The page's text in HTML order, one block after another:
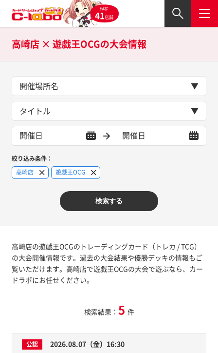
現在
41店舗
高崎店 × 遊戯王OCGの大会情報
開催場所名
タイトル
絞り込み条件：
高崎店
遊戯王OCG
検索する
高崎店の遊戯王OCGのトレーディングカード（トレカ / TCG）
の大会開催情報です。過去の大会結果や優勝デッキの情報もご
覧いただけます。高崎店で遊戯王OCGの大会で遊ぶなら、カー
ドラボにお任せください。
検索結果： 5 件
公認 2026.08.07（金）16:30